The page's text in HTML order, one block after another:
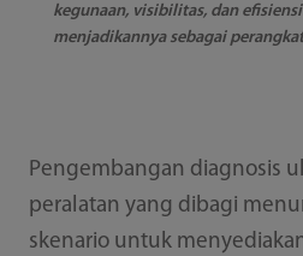
kegunaan, visibilitas, dan
menjadikannya sebagai
Pengembangan diagnosis
peralatan yang dibagi
skenario untuk